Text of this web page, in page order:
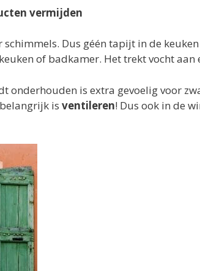
vermijden
Dus géén tapijt in de
of badkamer. Het trekt vocht
onderhouden is extra gevoelig voor
is ventileren! Dus ook in de